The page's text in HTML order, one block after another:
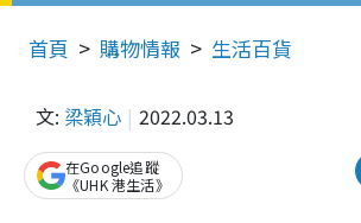
首頁 購物情報 生活百貨
文: 梁穎心 2022.03.13
在Google追蹤
《UHK 港生活》